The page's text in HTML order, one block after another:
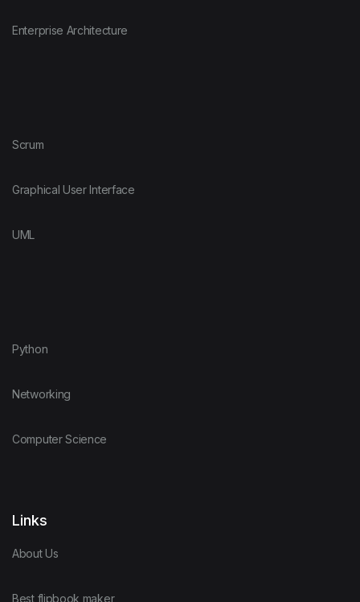
Enterprise Architecture
Scrum
Graphical User Interface
UML
Python
Networking
Computer Science
Links
About Us
Best flipbook maker